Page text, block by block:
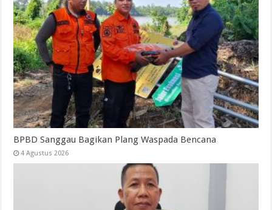
BPBD Sanggau Bagikan Plang Waspada Bencana
4 Agustus 2026